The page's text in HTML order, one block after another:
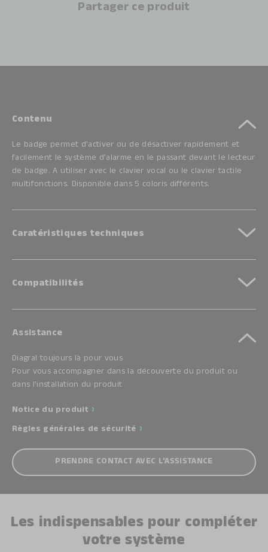
Partager ce produit
Contenu
Le badge permet d'activer ou de désactiver rapidement et
facilement le système d'alarme en le passant devant le lecteur
de badge. A utiliser avec le clavier vocal ou le clavier tactile
multifonctions. Disponible dans 5 coloris différents.
Caratéristiques techniques
Compatibilités
Assistance
Diagral toujours là pour vous
Pour vous accompagner dans la découverte du produit ou
dans l’installation du produit
Notice du produit
Règles générales de sécurité
PRENDRE CONTACT AVEC L’ASSISTANCE
Les indispensables pour compléter
votre système